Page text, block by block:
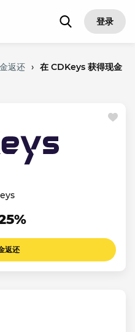
登录
返还 › 在 CDKeys 获得现金
返还